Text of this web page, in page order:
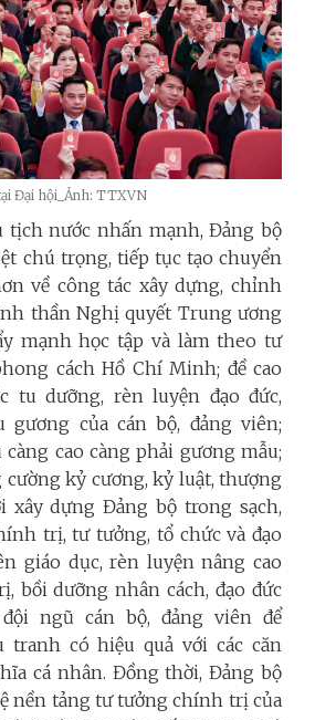
Đại hội_Ảnh: TTXVN
tịch nước nhấn mạnh, Đảng bộ
chú trọng, tiếp tục tạo chuyển
về công tác xây dựng, chỉnh
thần Nghị quyết Trung ương
mạnh học tập và làm theo tư
cách Hồ Chí Minh; đề cao
tu dưỡng, rèn luyện đạo đức,
gương của cán bộ, đảng viên;
cao càng phải gương mẫu;
cường kỷ cương, kỷ luật, thượng
xây dựng Đảng bộ trong sạch,
trị, tư tưởng, tổ chức và đạo
giáo dục, rèn luyện nâng cao
bồi dưỡng nhân cách, đạo đức
ngũ cán bộ, đảng viên để
tranh có hiệu quả với các căn
cá nhân. Đồng thời, Đảng bộ
nền tảng tư tưởng chính trị của